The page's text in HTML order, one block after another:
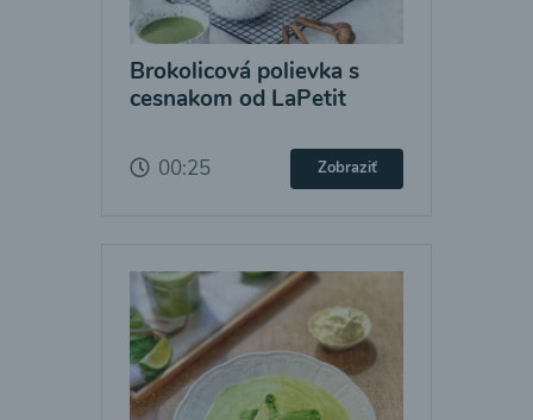
Brokolicová polievka s
cesnakom od LaPetit
00:25 Zobraziť